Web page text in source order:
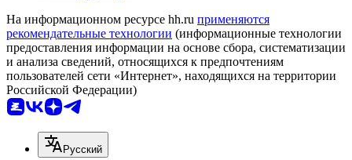
На информационном ресурсе hh.ru применяются
рекомендательные технологии (информационные технологии
предоставления информации на основе сбора, систематизации
и анализа сведений, относящихся к предпочтениям
пользователей сети «Интернет», находящихся на территории
Российской Федерации)
Русский